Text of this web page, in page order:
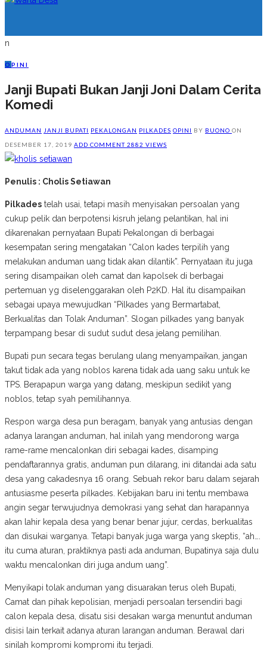
n
O PINI
Janji Bupati Bukan Janji Joni Dalam Cerita
Komedi
ANDUMAN JANJI BUPATI PEKALONGAN PILKADES OPINI BY BUONO ON
DESEMBER 17, 2019 ADD COMMENT 2882 VIEWS
Penulis : Cholis Setiawan
Pilkades telah usai, tetapi masih menyisakan persoalan yang
cukup pelik dan berpotensi kisruh jelang pelantikan, hal ini
dikarenakan pernyataan Bupati Pekalongan di berbagai
kesempatan sering mengatakan “Calon kades terpilih yang
melakukan anduman uang tidak akan dilantik”. Pernyataan itu juga
sering disampaikan oleh camat dan kapolsek di berbagai
pertemuan yg diselenggarakan oleh P2KD. Hal itu disampaikan
sebagai upaya mewujudkan “Pilkades yang Bermartabat,
Berkualitas dan Tolak Anduman”. Slogan pilkades yang banyak
terpampang besar di sudut sudut desa jelang pemilihan.
Bupati pun secara tegas berulang ulang menyampaikan, jangan
takut tidak ada yang noblos karena tidak ada uang saku untuk ke
TPS. Berapapun warga yang datang, meskipun sedikit yang
noblos, tetap syah pemilihannya.
Respon warga desa pun beragam, banyak yang antusias dengan
adanya larangan anduman, hal inilah yang mendorong warga
rame-rame mencalonkan diri sebagai kades, disamping
pendaftarannya gratis, anduman pun dilarang, ini ditandai ada satu
desa yang cakadesnya 16 orang. Sebuah rekor baru dalam sejarah
antusiasme peserta pilkades. Kebijakan baru ini tentu membawa
angin segar terwujudnya demokrasi yang sehat dan harapannya
akan lahir kepala desa yang benar benar jujur, cerdas, berkualitas
dan disukai warganya. Tetapi banyak juga warga yang skeptis, “ah….
itu cuma aturan, praktiknya pasti ada anduman, Bupatinya saja dulu
waktu mencalonkan diri juga andum uang”.
Menyikapi tolak anduman yang disuarakan terus oleh Bupati,
Camat dan pihak kepolisian, menjadi persoalan tersendiri bagi
calon kepala desa, disatu sisi desakan warga menuntut anduman
disisi lain terkait adanya aturan larangan anduman. Berawal dari
sinilah kompromi kompromi itu terjadi.